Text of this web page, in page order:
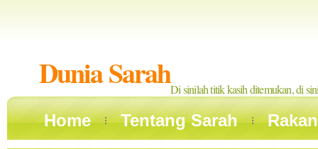
Dunia SarahDi sinilah titik kasih ditemukan, di
Home Tentang Sarah